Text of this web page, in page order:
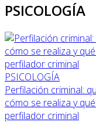
PSICOLOGÍA
PSICOLOGÍA
Perfilación criminal:
cómo se realiza y
perfilador criminal